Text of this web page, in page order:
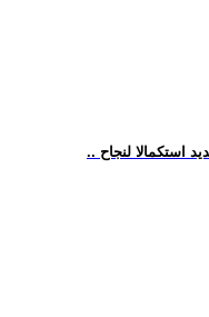
استكمالا لنجاح